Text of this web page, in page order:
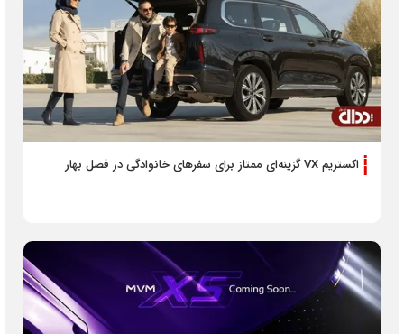
اکستریم VX گزینه‌ای ممتاز برای سفرهای خانوادگی در فصل بهار